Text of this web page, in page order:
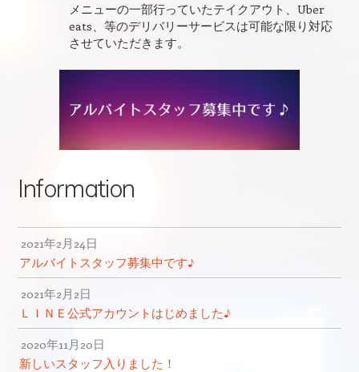
メニューの一部行っていたテイクアウト、Uber
eats、等のデリバリーサービスは可能な限り対応
させていただきます。
Information
2021年2月24日
アルバイトスタッフ募集中です♪
2021年2月2日
ＬＩＮＥ公式アカウントはじめました♪
2020年11月20日
新しいスタッフ入りました！